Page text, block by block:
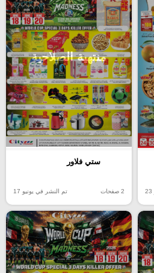
منتهية الصلاحية
ستي فلاور
2 صفحات تم النشر في يونيو 17